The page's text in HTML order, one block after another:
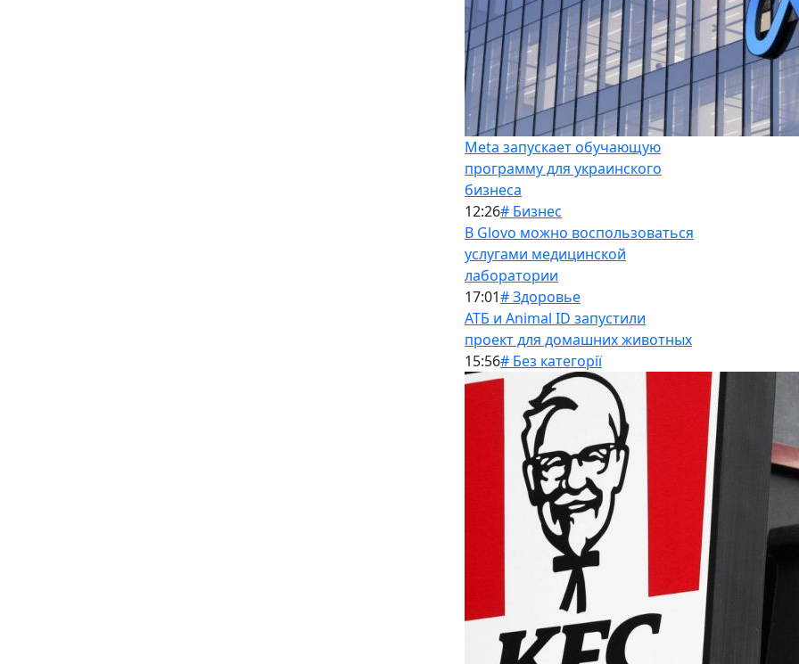
Meta запускает обучающую
программу для украинского
бизнеса
12:26# Бизнес
В Glovo можно воспользоваться
услугами медицинской
лаборатории
17:01# Здоровье
АТБ и Animal ID запустили
проект для домашних животных
15:56# Без категорії